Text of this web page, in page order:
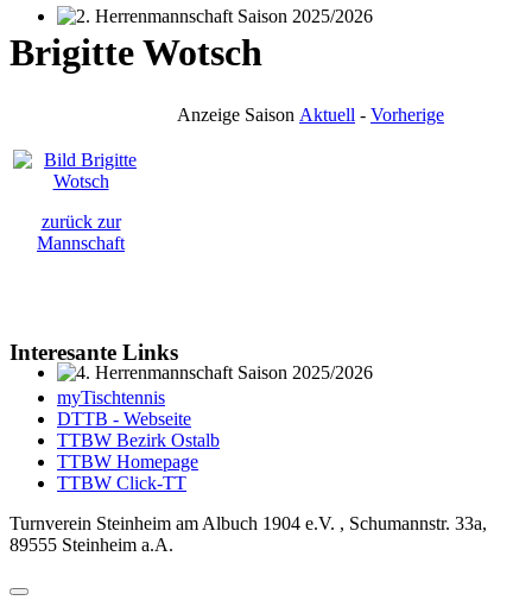
2. Herrenmannschaft Saison 2025/2026
4. Herrenmannschaft Saison 2025/2026
Brigitte Wotsch
Anzeige Saison Aktuell - Vorherige
zurück zur
Mannschaft
Interesante Links
myTischtennis
DTTB - Webseite
TTBW Bezirk Ostalb
TTBW Homepage
TTBW Click-TT
Turnverein Steinheim am Albuch 1904 e.V. , Schumannstr. 33a,
89555 Steinheim a.A.